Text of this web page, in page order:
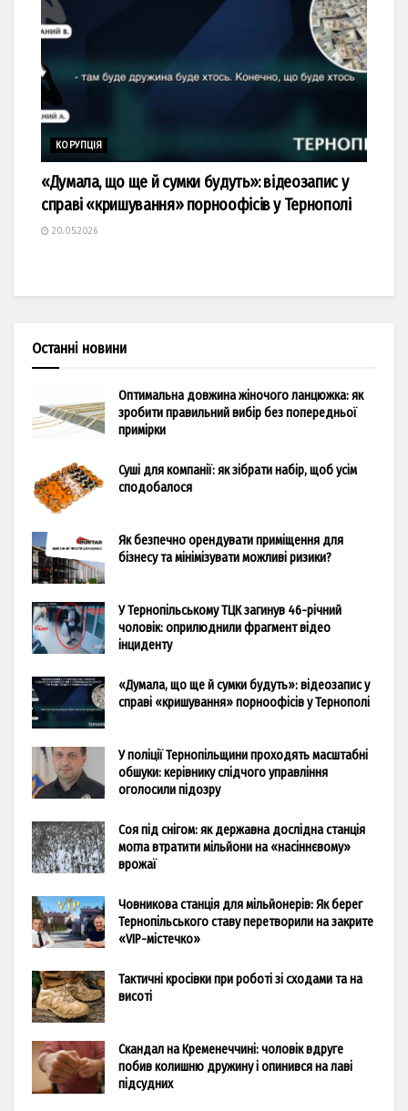
КОРУПЦІЯ
«Думала, що ще й сумки будуть»: відеозапис у
справі «кришування» порноофісів у Тернополі
20.05.2026
Останні новини
Оптимальна довжина жіночого ланцюжка: як
зробити правильний вибір без попередньої
примірки
Суші для компанії: як зібрати набір, щоб усім
сподобалося
Як безпечно орендувати приміщення для
бізнесу та мінімізувати можливі ризики?
У Тернопільському ТЦК загинув 46-річний
чоловік: оприлюднили фрагмент відео
інциденту
«Думала, що ще й сумки будуть»: відеозапис у
справі «кришування» порноофісів у Тернополі
У поліції Тернопільщини проходять масштабні
обшуки: керівнику слідчого управління
оголосили підозру
Соя під снігом: як державна дослідна станція
могла втратити мільйони на «насіннєвому»
врожаї
Човникова станція для мільйонерів: Як берег
Тернопільського ставу перетворили на закрите
«VIP-містечко»
Тактичні кросівки при роботі зі сходами та на
висоті
Скандал на Кременеччині: чоловік вдруге
побив колишню дружину і опинився на лаві
підсудних